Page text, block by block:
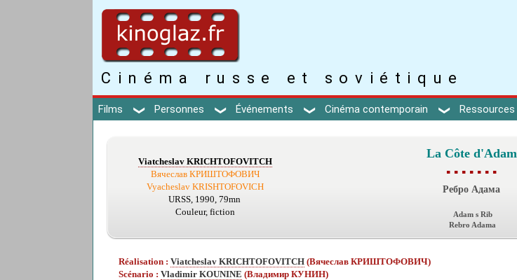
Cinéma russe et soviétique
Films Personnes Événements Cinéma contemporain Ressources
Viatcheslav KRICHTOFOVITCH
Вячеслав КРИШТОФОВИЧ
Vyacheslav KRISHTOFOVICH
URSS, 1990, 79mn
Couleur, fiction
La Côte d'Adam
▪ ▪ ▪ ▪ ▪ ▪ ▪
Ребро Aдама
Adam s Rib
Rebro Adama
Réalisation : Viatcheslav KRICHTOFOVITCH (Вячеслав КРИШТОФОВИЧ)
Scénario : Vladimir KOUNINE (Владимир КУНИН)